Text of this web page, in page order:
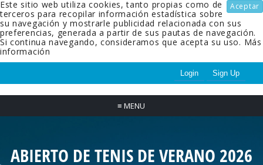
Aceptar
Este sitio web utiliza cookies, tanto propias como de
terceros para recopilar información estadística sobre
su navegación y mostrarle publicidad relacionada con sus
preferencias, generada a partir de sus pautas de navegación.
Si continua navegando, consideramos que acepta su uso. Más
información
Login Sign Up
≡ MENU
ABIERTO DE TENIS DE VERANO 2026